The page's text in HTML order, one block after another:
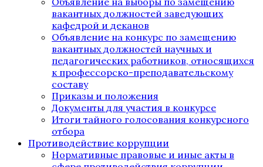
вакантных должностей заведующих
кафедрой и деканов
Объявление на конкурс по замещению
вакантных должностей научных и
педагогических работников, относящихся
к профессорско-преподавательскому
составу
Приказы и положения
Документы для участия в конкурсе
Итоги тайного голосования конкурсного
отбора
Противодействие коррупции
Нормативные правовые и иные акты в